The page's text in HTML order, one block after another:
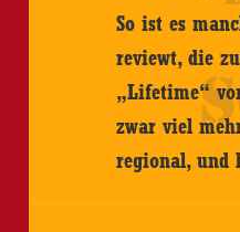
So ist es
reviewt, die
„Lifetime“
zwar viel
regional, und